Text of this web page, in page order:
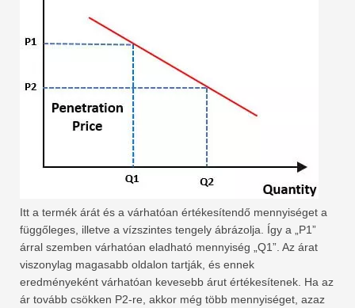
Itt a termék árát és a várhatóan értékesítendő mennyiséget a
függőleges, illetve a vízszintes tengely ábrázolja. Így a „P1”
árral szemben várhatóan eladható mennyiség „Q1”. Az árat
viszonylag magasabb oldalon tartják, és ennek
eredményeként várhatóan kevesebb árut értékesítenek. Ha az
ár tovább csökken P2-re, akkor még több mennyiséget, azaz